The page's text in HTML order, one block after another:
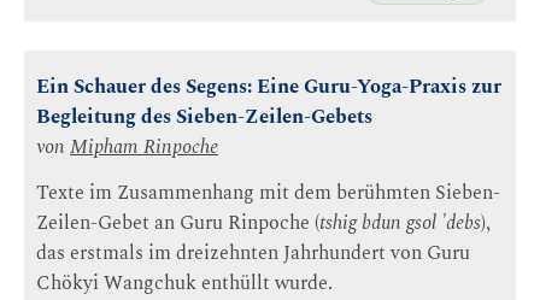
Ein Schauer des Segens: Eine Guru-Yoga-Praxis zur
Begleitung des Sieben-Zeilen-Gebets
von Mipham Rinpoche
Texte im Zusammenhang mit dem berühmten Sieben-
Zeilen-Gebet an Guru Rinpoche (tshig bdun gsol 'debs),
das erstmals im dreizehnten Jahrhundert von Guru
Chökyi Wangchuk enthüllt wurde.